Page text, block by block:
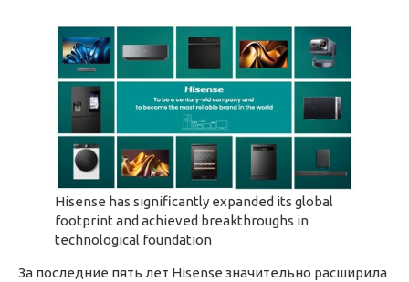
Hisense has significantly expanded its global
footprint and achieved breakthroughs in
technological foundation
За последние пять лет Hisense значительно расширила